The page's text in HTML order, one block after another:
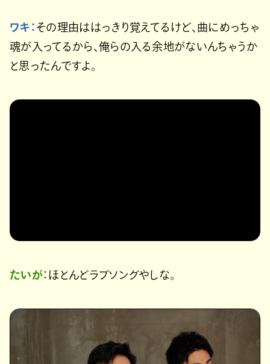
ワキ： その理由ははっきり覚えてるけど、曲にめっちゃ
魂が入ってるから、俺らの入る余地がないんちゃうか
と思ったんですよ。
https://youtu.be/mvrpGJLtZGE?feature=shared
たいが： ほとんどラブソングやしな。